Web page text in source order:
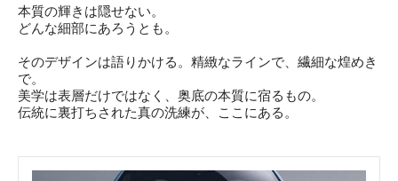
本質の輝きは隠せない。
どんな細部にあろうとも。
そのデザインは語りかける。精緻なラインで、繊細な煌めき
で。
美学は表層だけではなく、奥底の本質に宿るもの。
伝統に裏打ちされた真の洗練が、ここにある。